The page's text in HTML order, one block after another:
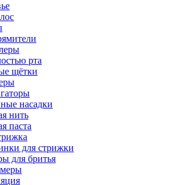
рта
щётки
насадки
нить
паста
для стрижки
для бритья